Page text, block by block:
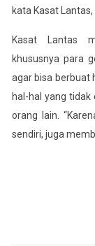
kata Kasat Lantas,
Kasat Lantas
khususnya para
agar bisa berbuat
hal-hal yang tidak
orang lain.
sendiri, juga